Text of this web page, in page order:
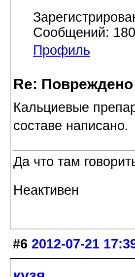
Сообщений:
Профиль
Re:
Кальциевые
составе написано.
Да что там
Неактивен
#6 2012-07-21